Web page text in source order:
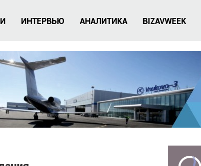
ИНТЕРВЬЮ АНАЛИТИКА BIZAVWEEK